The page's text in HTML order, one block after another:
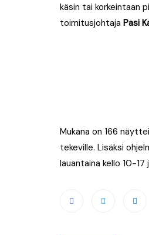
käsin tai korkeintaan
toimitusjohtaja Pasi
Mukana on 166
tekeville. Lisäksi
lauantaina kello 10-